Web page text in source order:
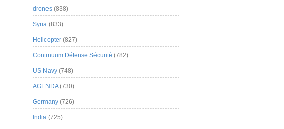
drones (838)
Syria (833)
Helicopter (827)
Continuum Défense Sécurité (782)
US Navy (748)
AGENDA(730)
Germany (726)
India (725)